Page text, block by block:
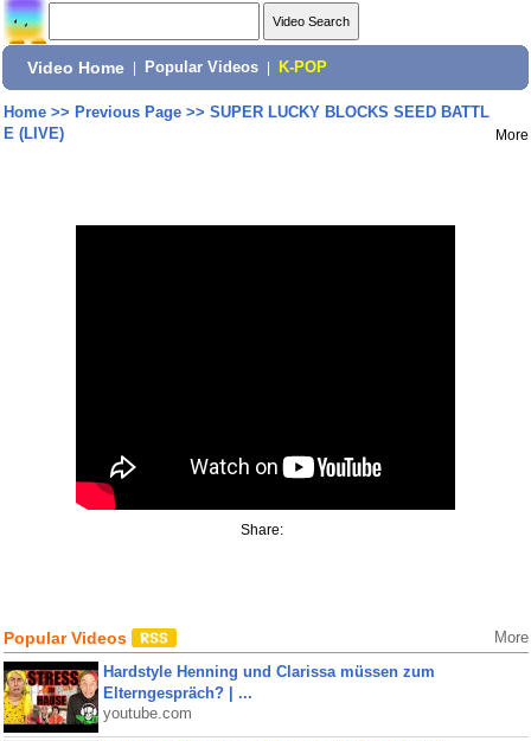
Video Home Popular Videos K-POP
Home>> Previous Page>> SUPER LUCKY BLOCKS SEED BATTL
E (LIVE)
More
Share:
Popular Videos More
Hardstyle Henning und Clarissa müssen zum
Elterngespräch? | ...
youtube.com